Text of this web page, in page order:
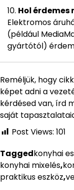
Hol érdemes
Elektromos
(például
gyártótól)
Reméljük, hogy
képet adni a
kérdésed van, írd
saját
Post Views: 101
Taggedkonyhai
konyhai mixelés,
praktikus eszköz,